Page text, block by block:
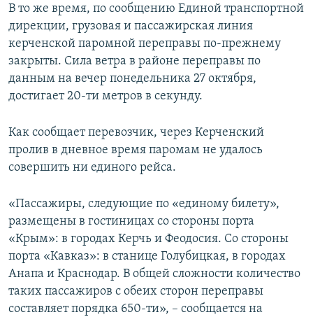
В то же время, по сообщению Единой транспортной
дирекции, грузовая и пассажирская линия
керченской паромной переправы по-прежнему
закрыты. Сила ветра в районе переправы по
данным на вечер понедельника 27 октября,
достигает 20-ти метров в секунду.
Как сообщает перевозчик, через Керченский
пролив в дневное время паромам не удалось
совершить ни единого рейса.
«Пассажиры, следующие по «единому билету»,
размещены в гостиницах со стороны порта
«Крым»: в городах Керчь и Феодосия. Со стороны
порта «Кавказ»: в станице Голубицкая, в городах
Анапа и Краснодар. В общей сложности количество
таких пассажиров с обеих сторон переправы
составляет порядка 650-ти», – сообщается на